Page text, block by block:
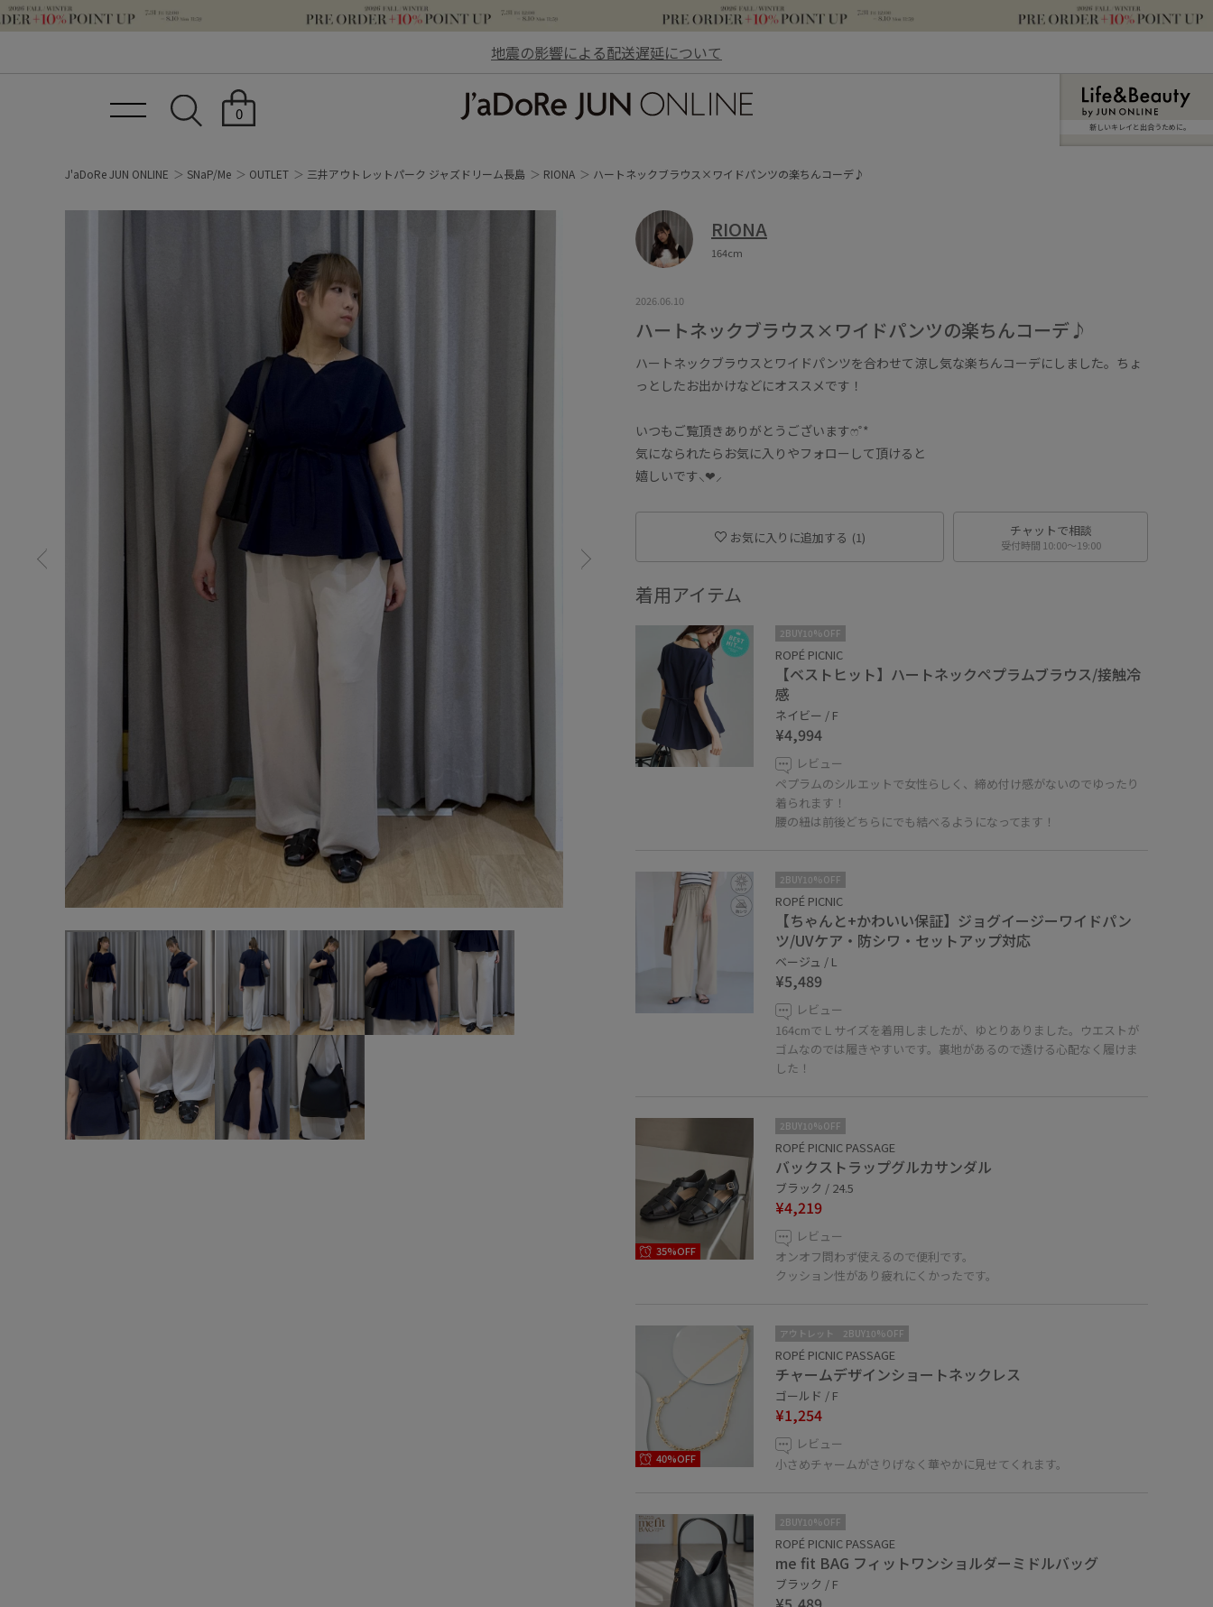
地震の影響による配送遅延について
0
新しいキレイと出合うために。
J'aDoRe JUN ONLINE SNaP/Me OUTLET 三井アウトレットパーク ジャズドリーム長島 RIONA ハートネックブラウス×ワイドパンツの楽ちんコーデ♪
RIONA
164cm
2026.06.10
ハートネックブラウス×ワイドパンツの楽ちんコーデ♪
ハートネックブラウスとワイドパンツを合わせて涼し気な楽ちんコーデにしました。ちょ
っとしたお出かけなどにオススメです！
いつもご覧頂きありがとうございますෆ˚*
気になられたらお気に入りやフォローして頂けると
嬉しいです⸜❤︎⸝‍
お気に入りに追加する (1) チャットで相談
受付時間 10:00〜19:00
着用アイテム
2BUY10%OFF
ROPÉ PICNIC
【ベストヒット】ハートネックペプラムブラウス/接触冷
感
ネイビー / F
¥4,994
レビュー
ペプラムのシルエットで女性らしく、締め付け感がないのでゆったり
着られます！
腰の紐は前後どちらにでも結べるようになってます！
2BUY10%OFF
ROPÉ PICNIC
【ちゃんと+かわいい保証】ジョグイージーワイドパン
ツ/UVケア・防シワ・セットアップ対応
ベージュ / L
¥5,489
レビュー
164cmでＬサイズを着用しましたが、ゆとりありました。ウエストが
ゴムなのでは履きやすいです。裏地があるので透ける心配なく履けま
した！
35%OFF
2BUY10%OFF
ROPÉ PICNIC PASSAGE
バックストラップグルカサンダル
ブラック / 24.5
¥4,219
レビュー
オンオフ問わず使えるので便利です。
クッション性があり疲れにくかったです。
40%OFF
アウトレット 2BUY10%OFF
ROPÉ PICNIC PASSAGE
チャームデザインショートネックレス
ゴールド / F
¥1,254
レビュー
小さめチャームがさりげなく華やかに見せてくれます。
2BUY10%OFF
ROPÉ PICNIC PASSAGE
me fit BAG フィットワンショルダーミドルバッグ
ブラック / F